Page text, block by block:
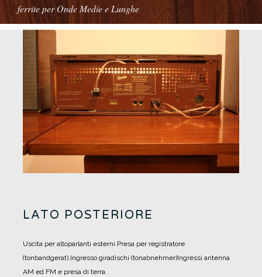
ferrite per Onde Medie e Lunghe
LATO POSTERIORE
Uscita per altoparlanti esterni.Presa per registratore
(tonbandgerat).Ingresso giradischi (tonabnehmer)Ingressi antenna
AM ed FM e presa di terra.